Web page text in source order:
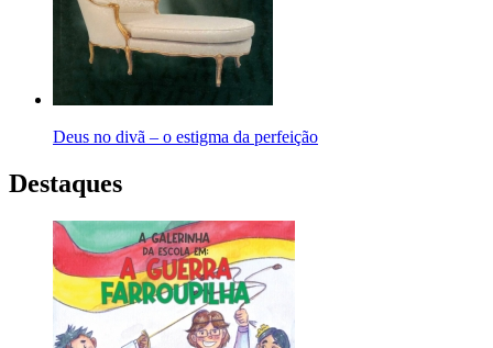
Deus no divã – o estigma da perfeição
Destaques